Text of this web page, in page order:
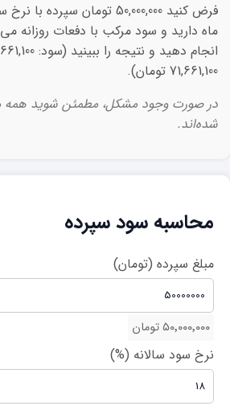
ماه دارید و سود مرکب با دفعات روزانه
71,661,100 تومان).
در صورت وجود مشکل، مطمئن شوید همه
شده‌اند.
محاسبه سود سپرده
مبلغ سپرده (تومان)
۵۰٬۰۰۰٬۰۰۰ تومان
نرخ سود سالانه (%)